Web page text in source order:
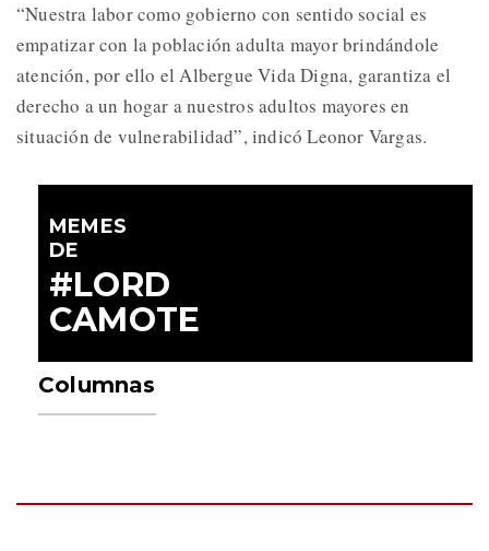
“Nuestra labor como gobierno con sentido social es
empatizar con la población adulta mayor brindándole
atención, por ello el Albergue Vida Digna, garantiza el
derecho a un hogar a nuestros adultos mayores en
situación de vulnerabilidad”, indicó Leonor Vargas.
MEMES
DE
#LORD
CAMOTE
Columnas